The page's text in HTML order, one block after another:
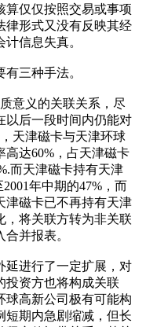
算仅仅按照交易或事项
律形式又没有反映其经
信息失真。
三种手法。
意义的关联关系，尽
以后一段时间内仍能对
天津磁卡与天津环球
达60%，占天津磁卡
而天津磁卡持有天津
年中期的47%，而
津磁卡已不再持有天津
，将关联方转为非关联
并报表。
进行了一定扩展，对
投资方也将构成关联
球高新公司极有可能构
短期内急剧缩减，但长